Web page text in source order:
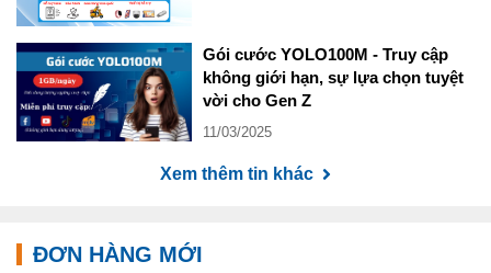
Gói cước YOLO100M - Truy cập
không giới hạn, sự lựa chọn tuyệt
vời cho Gen Z
11/03/2025
Xem thêm tin khác
ĐƠN HÀNG MỚI